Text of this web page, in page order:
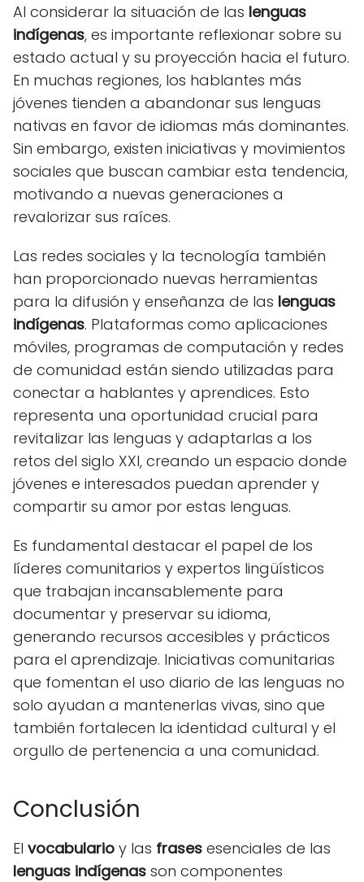
Al considerar la situación de las lenguas
indígenas, es importante reflexionar sobre su
estado actual y su proyección hacia el futuro.
En muchas regiones, los hablantes más
jóvenes tienden a abandonar sus lenguas
nativas en favor de idiomas más dominantes.
Sin embargo, existen iniciativas y movimientos
sociales que buscan cambiar esta tendencia,
motivando a nuevas generaciones a
revalorizar sus raíces.
Las redes sociales y la tecnología también
han proporcionado nuevas herramientas
para la difusión y enseñanza de las lenguas
indígenas. Plataformas como aplicaciones
móviles, programas de computación y redes
de comunidad están siendo utilizadas para
conectar a hablantes y aprendices. Esto
representa una oportunidad crucial para
revitalizar las lenguas y adaptarlas a los
retos del siglo XXI, creando un espacio donde
jóvenes e interesados puedan aprender y
compartir su amor por estas lenguas.
Es fundamental destacar el papel de los
líderes comunitarios y expertos lingüísticos
que trabajan incansablemente para
documentar y preservar su idioma,
generando recursos accesibles y prácticos
para el aprendizaje. Iniciativas comunitarias
que fomentan el uso diario de las lenguas no
solo ayudan a mantenerlas vivas, sino que
también fortalecen la identidad cultural y el
orgullo de pertenencia a una comunidad.
Conclusión
El vocabulario y las frases esenciales de las
lenguas indígenas son componentes